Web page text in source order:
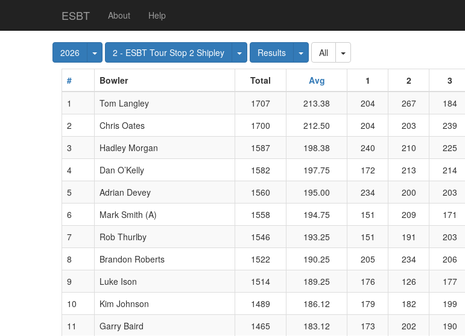
ESBT About Help
2026 Toggle Dropdown
2 - ESBT Tour Stop 2 Shipley Toggle Dropdown
Results Toggle Dropdown
All Toggle Dropdown
# Bowler Total Avg 1 2 3
1
Tom Langley 1707 213.38 204 267 184
2
Chris Oates 1700 212.50 204 203 239
3
Hadley Morgan 1587 198.38 240 210 225
4
Dan O’Kelly 1582 197.75 172 213 214
5
Adrian Devey 1560 195.00 234 200 203
6
Mark Smith (A) 1558 194.75 151 209 171
7
Rob Thurlby 1546 193.25 151 191 203
8
Brandon Roberts 1522 190.25 205 234 206
9
Luke Ison 1514 189.25 176 126 177
10
Kim Johnson 1489 186.12 179 182 199
11
Garry Baird 1465 183.12 173 202 190